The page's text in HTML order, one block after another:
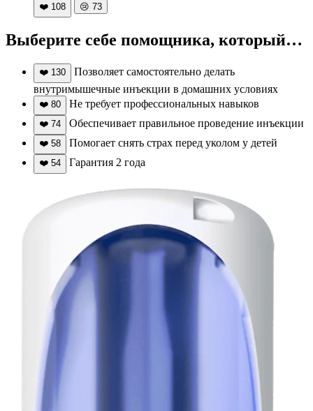
❤️ 108 😢 73
Выберите себе помощника, который…
❤️ 130
Позволяет самостоятельно делать
внутримышечные инъекции в домашних условиях
❤️ 80 Не требует профессиональных навыков
❤️ 74 Обеспечивает правильное проведение инъекции
❤️ 58 Помогает снять страх перед уколом у детей
❤️ 54 Гарантия 2 года